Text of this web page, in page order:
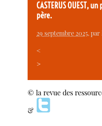
CASTERUS OUEST,
père.
29 septembre 2025, par
<
>
© la revue des
&